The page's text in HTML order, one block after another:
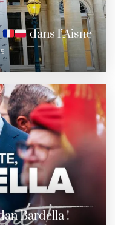
dans l’Aisne
Bardella !